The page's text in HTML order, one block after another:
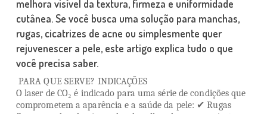
melhora visível da textura, firmeza e uniformidade
cutânea. Se você busca uma solução para manchas,
rugas, cicatrizes de acne ou simplesmente quer
rejuvenescer a pele, este artigo explica tudo o que
você precisa saber.
PARA QUE SERVE? INDICAÇÕES
O laser de CO₂ é indicado para uma série de condições que
comprometem a aparência e a saúde da pele: ✔ Rugas